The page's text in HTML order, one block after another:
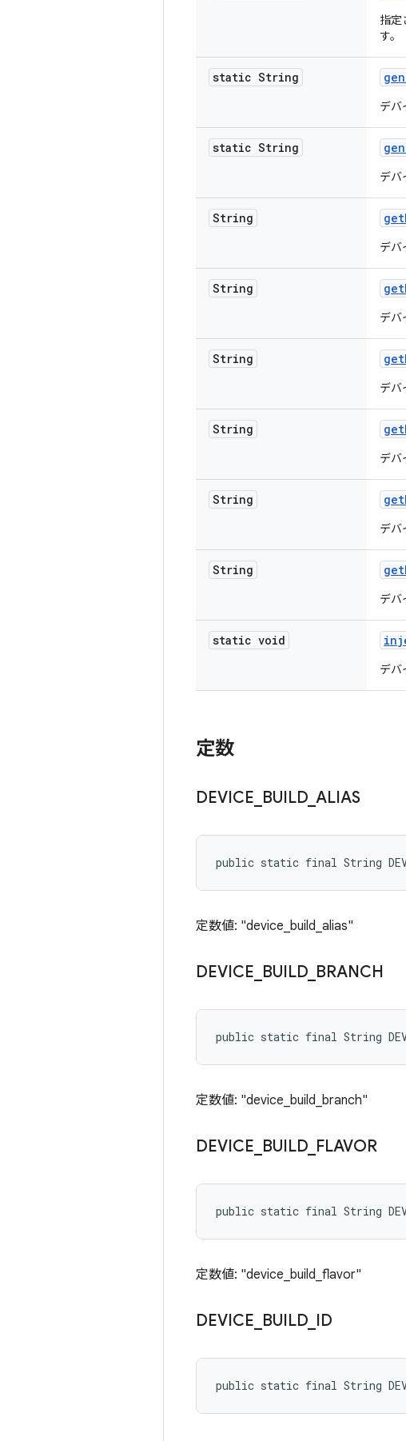
指定
す。
static String
デバ
static String
デバ
String get
デバ
String get
デバ
String get
デバ
String get
デバ
String get
デバ
String get
デバ
static void
デバ
定数
DEVICE BUILD ALIAS
public static final String
定数値: "device_build_alias"
DEVICE BUILD BRANCH
public static final String
定数値: "device_build_branch"
DEVICE BUILD FLAVOR
public static final String
定数値: "device_build_flavor"
DEVICE BUILD ID
public static final String